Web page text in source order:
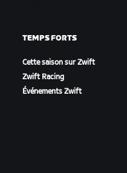
TEMPS FORTS
Cette saison sur Zwift
Zwift Racing
Événements Zwift